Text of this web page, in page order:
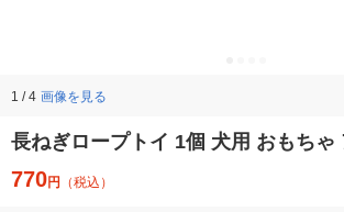
1 / 4 画像を見る
長ねぎロープトイ 1個 犬用 おもちゃ
770円 （税込）